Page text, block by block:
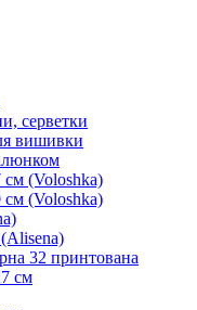
серветки
вишивки
см (Voloshka)
см (Voloshka)
32 принтована
см